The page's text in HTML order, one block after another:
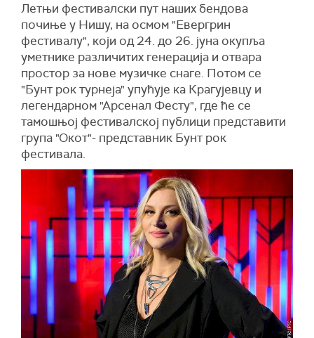
Летњи фестивалски пут наших бендова
почиње у Нишу, на осмом "Евергрин
фестивалу", који од 24. до 26. јуна окупља
уметнике различитих генерација и отвара
простор за нове музичке снаге. Потом се
"Бунт рок турнеја" упућује ка Крагујевцу и
легендарном "Арсенал Фесту", где ће се
тамошњој фестивалској публици представити
група "Окот"- представник Бунт рок
фестивала.